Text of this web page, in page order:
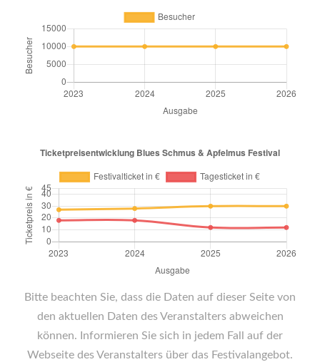
Bitte beachten Sie, dass die Daten auf dieser Seite von
den aktuellen Daten des Veranstalters abweichen
können. Informieren Sie sich in jedem Fall auf der
Webseite des Veranstalters über das Festivalangebot.